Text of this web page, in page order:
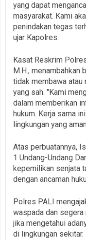
yang dapat
masyarakat. Kami
penindakan tegas
ujar Kapolres.
Kasat Reskrim
M.H., menambahkan
tidak membawa
yang sah. "Kami
dalam memberikan
hukum. Kerja sama
lingkungan yang
Atas perbuatannya,
1 Undang-Undang
kepemilikan senjata
dengan ancaman
Polres PALI
waspada dan
jika mengetahui
di lingkungan sekitar.